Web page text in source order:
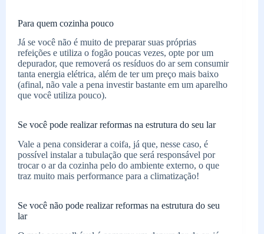
Para quem cozinha pouco
Já se você não é muito de preparar suas próprias
refeições e utiliza o fogão poucas vezes, opte por um
depurador, que removerá os resíduos do ar sem consumir
tanta energia elétrica, além de ter um preço mais baixo
(afinal, não vale a pena investir bastante em um aparelho
que você utiliza pouco).
Se você pode realizar reformas na estrutura do seu lar
Vale a pena considerar a coifa, já que, nesse caso, é
possível instalar a tubulação que será responsável por
trocar o ar da cozinha pelo do ambiente externo, o que
traz muito mais performance para a climatização!
Se você não pode realizar reformas na estrutura do seu
lar